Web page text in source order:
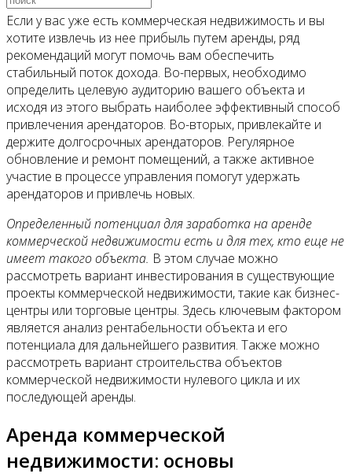
Если у вас уже есть коммерческая недвижимость и вы
хотите извлечь из нее прибыль путем аренды, ряд
рекомендаций могут помочь вам обеспечить
стабильный поток дохода. Во-первых, необходимо
определить целевую аудиторию вашего объекта и
исходя из этого выбрать наиболее эффективный способ
привлечения арендаторов. Во-вторых, привлекайте и
держите долгосрочных арендаторов. Регулярное
обновление и ремонт помещений, а также активное
участие в процессе управления помогут удержать
арендаторов и привлечь новых.
Определенный потенциал для заработка на аренде
коммерческой недвижимости есть и для тех, кто еще не
имеет такого объекта. В этом случае можно
рассмотреть вариант инвестирования в существующие
проекты коммерческой недвижимости, такие как бизнес-
центры или торговые центры. Здесь ключевым фактором
является анализ рентабельности объекта и его
потенциала для дальнейшего развития. Также можно
рассмотреть вариант строительства объектов
коммерческой недвижимости нулевого цикла и их
последующей аренды.
Аренда коммерческой
недвижимости: основы